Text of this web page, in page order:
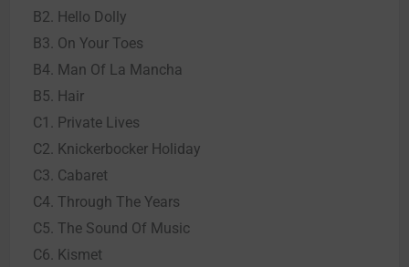
B2. Hello Dolly
B3. On Your Toes
B4. Man Of La Mancha
B5. Hair
C1. Private Lives
C2. Knickerbocker Holiday
C3. Cabaret
C4. Through The Years
C5. The Sound Of Music
C6. Kismet